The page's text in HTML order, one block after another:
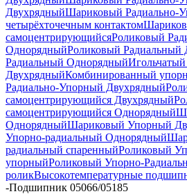
ДвухрядныйШариковый Радиально-
четырёхточечным контактом
самоцентрирующийсяРоликовый
ОднорядныйРоликовый Радиальный
Радиальный Однорядный
ДвухрядныйКомбинированный
Радиально-Упорный Двухрядный
самоцентрирующийся Двухрядный
самоцентрирующийся Однорядный
ОднорядныйШариковый Упорный
Упорно-радиальный Однорядный
радиальный спаренныйРоликовый
упорныйРоликовый Упорно-
роликВысокотемпературные
-Подшипник 05066/05185